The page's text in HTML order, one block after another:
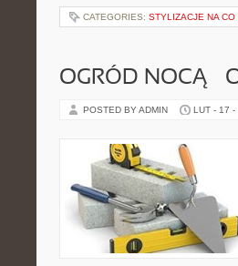
CATEGORIES: STYLIZACJE NA CO
OGRÓD NOCĄ –
POSTED BY ADMIN LUT - 17 -